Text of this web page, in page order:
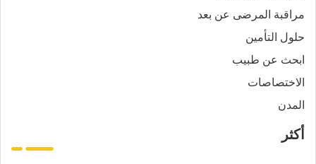
مراقبة المرضى عن بعد
حلول التأمين
ابحث عن طبيب
الاختصاصات
المدن
أكثر